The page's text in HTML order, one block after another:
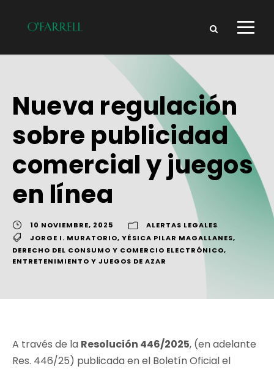
Nueva regulación
sobre publicidad
comercial y juegos
en línea
10 NOVIEMBRE, 2025
ALERTAS LEGALES
JORGE I. MURATORIO, YÉSICA PILAR MAGALLANES,
DERECHO DEL CONSUMO Y COMERCIO ELECTRÓNICO,
ENTRETENIMIENTO Y JUEGOS DE AZAR
A través de la Resolución 446/2025, (en adelante
Res. 446/25) publicada en el Boletín Oficial el